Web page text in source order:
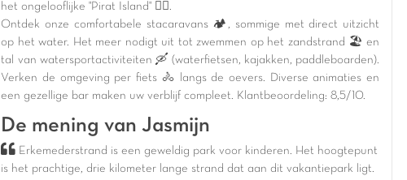
het ongelooflijke "Pirat Island" 🏴‍☠️.
Ontdek onze comfortabele stacaravans 🏕️, sommige met direct uitzicht
op het water. Het meer nodigt uit tot zwemmen op het zandstrand 🏖️ en
tal van watersportactiviteiten 🛶 (waterfietsen, kajakken, paddleboarden).
Verken de omgeving per fiets 🚴 langs de oevers. Diverse animaties en
een gezellige bar maken uw verblijf compleet. Klantbeoordeling: 8,5/10.
De mening van Jasmijn
Erkemederstrand is een geweldig park voor kinderen. Het hoogtepunt
is het prachtige, drie kilometer lange strand dat aan dit vakantiepark ligt.